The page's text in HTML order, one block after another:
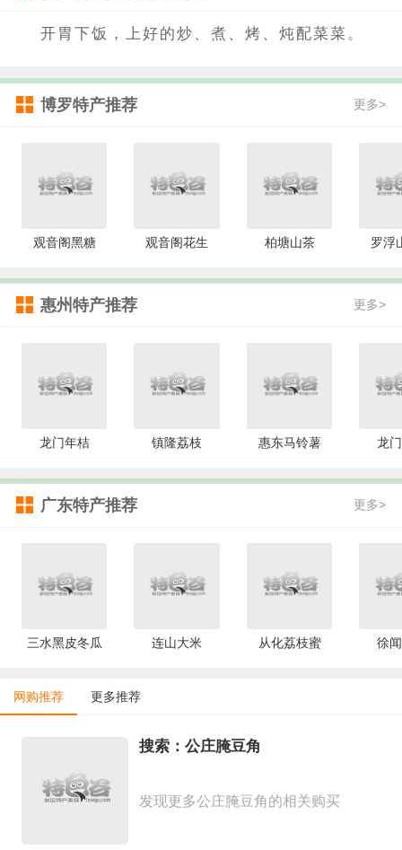
开胃下饭，上好的炒、煮、烤、炖配菜菜。
博罗特产推荐 更多>
观音阁黑糖 观音阁花生 柏塘山茶 罗浮
惠州特产推荐 更多>
龙门年桔 镇隆荔枝 惠东马铃薯 龙
广东特产推荐 更多>
三水黑皮冬瓜 连山大米 从化荔枝蜜 徐
网购推荐 更多推荐
搜索：公庄腌豆角
发现更多公庄腌豆角的相关购买